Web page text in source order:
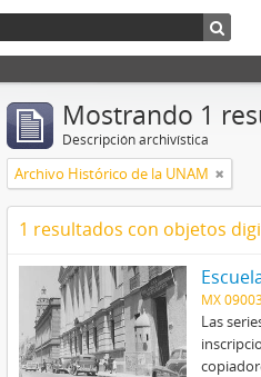
Mostrando 1
Descripción archivística
Archivo Histórico de la UNAM
1 resultados con objetos
MX
Las